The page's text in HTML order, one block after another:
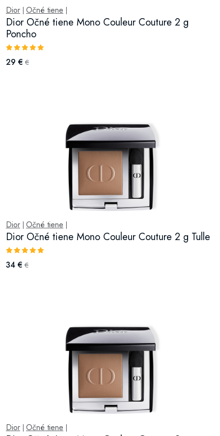
Dior Očné tiene
Dior Očné tiene Mono Couleur Couture 2 g
Poncho
29 € €
Dior Očné tiene
Dior Očné tiene Mono Couleur Couture 2 g Tulle
34 € €
Dior Očné tiene